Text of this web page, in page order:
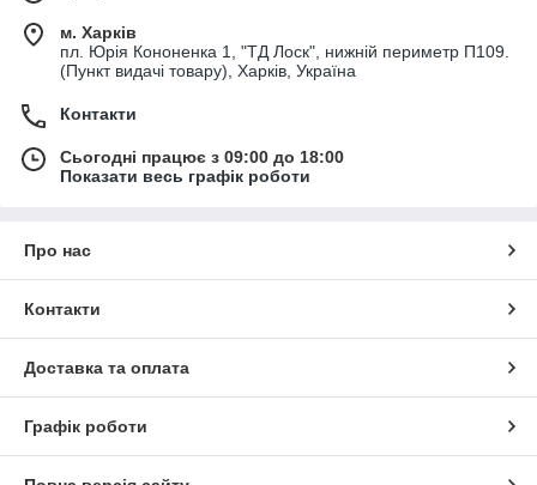
м. Харків
пл. Юрія Кононенка 1, "ТД Лоск", нижній периметр П109.
(Пункт видачі товару), Харків, Україна
Контакти
Сьогодні працює з 09:00 до 18:00
Показати весь графік роботи
Про нас
Контакти
Доставка та оплата
Графік роботи